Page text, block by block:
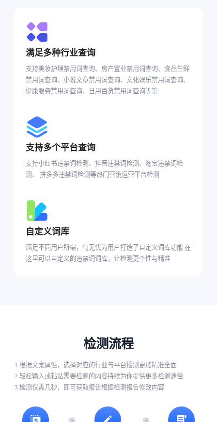
满足多种行业查询
支持美妆护理禁用词查询、房产置业禁用词查询、食品生鲜
禁用词查询、小说文章禁用词查询、文化娱乐禁用词查询、
健康服务禁用词查询、日用百货禁用词查询等等
支持多个平台查询
支持小红书违禁词检测、抖音违禁词检测、淘宝违禁词检
测、 拼多多违禁词检测等热门营销运营平台检测
自定义词库
满足不同用户所需，句无忧为用户打造了自定义词库功能 在
这里可以自定义的违禁词词库，让检测更个性与精准
检测流程
1.根据文案属性，选择对应的行业与平台检测更加精准全面
2.轻松输入或粘贴需要检测的内容持续为你提供更多检测途径
3.检测仅需几秒，即可获取报告根据检测报告修改内容